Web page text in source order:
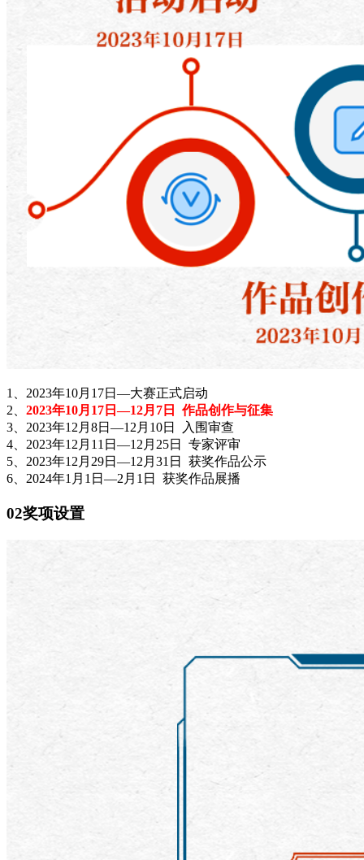
1、2023年10月17日—大赛正式启动
2、 2023年10月17日—12月7日 作品创作与征集
3、2023年12月8日—12月10日 入围审查
4、2023年12月11日—12月25日 专家评审
5、2023年12月29日—12月31日 获奖作品公示
6、2024年1月1日—2月1日 获奖作品展播
02奖项设置